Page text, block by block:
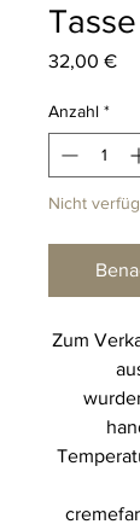
32,00 €
Anzahl *
Nicht
Zum